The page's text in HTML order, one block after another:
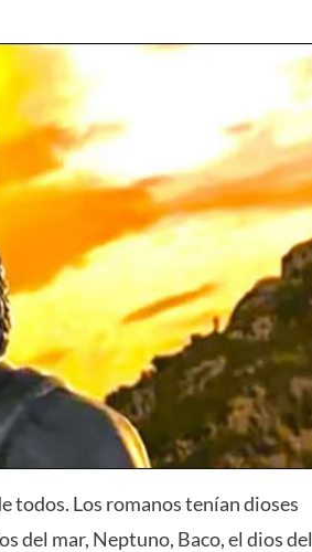
todos. Los romanos tenían dioses
del mar, Neptuno, Baco, el dios del